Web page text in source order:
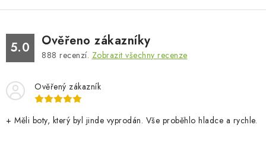
5.0 Ověřeno zákazníky
888 recenzí. Zobrazit všechny recenze
Ověřený zákazník
+ Měli boty, který byl jinde vyprodán. Vše proběhlo hladce a rychle.